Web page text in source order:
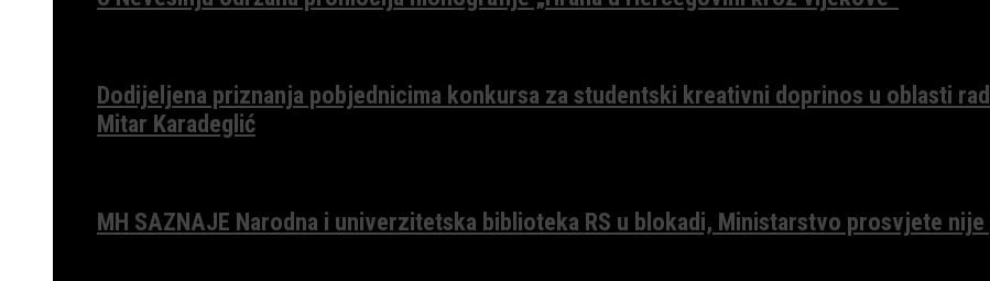
Dodijeljena priznanja pobjednicima konkursa za studentski kreativni doprinos u oblasti
Mitar Karadeglić
MH SAZNAJE Narodna i univerzitetska biblioteka RS u blokadi, Ministarstvo prosvjete nije